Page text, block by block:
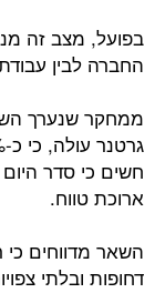
בפועל, מצב זה
החברה לבין
חשים כי סדר
ארוכת טווח.
השאר מדווחים כי
דחופות ובלתי